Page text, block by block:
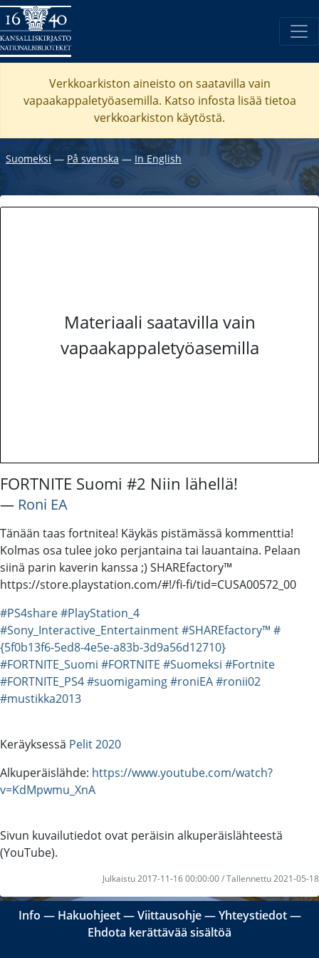
Verkkoarkiston aineisto on saatavilla vain
vapaakappaletyöasemilla. Katso infosta lisää tietoa
verkkoarkiston käytöstä.
Suomeksi ― På svenska ― In English
Materiaali saatavilla vain
vapaakappaletyöasemilla
FORTNITE Suomi #2 Niin lähellä!
― Roni EA
Tänään taas fortnitea! Käykäs pistämässä kommenttia!
Kolmas osa tulee joko perjantaina tai lauantaina. Pelaan
siinä parin kaverin kanssa ;) SHAREfactory™
https://store.playstation.com/#!/fi-fi/tid=CUSA00572_00
#PS4share#PlayStation_4
#Sony_Interactive_Entertainment#SHAREfactory™ #
{5f0b13f6-5ed8-4e5e-a83b-3d9a56d12710}
#FORTNITE_Suomi #FORTNITE #Suomeksi #Fortnite
#FORTNITE_PS4#suomigaming#roniEA#ronii02
#mustikka2013
Keräyksessä Pelit 2020
Alkuperäislähde: https://www.youtube.com/watch?
v=KdMpwmu_XnA
Sivun kuvailutiedot ovat peräisin alkuperäislähteestä
(YouTube).
Julkaistu 2017-11-16 00:00:00 / Tallennettu 2021-05-18
Info ― Hakuohjeet―Viittausohje―Yhteystiedot―
Ehdota kerättävää sisältöä